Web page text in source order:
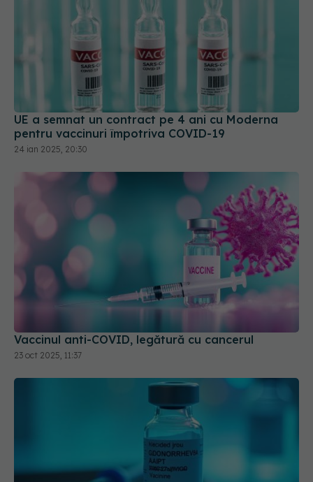
UE a semnat un contract pe 4 ani cu Moderna
pentru vaccinuri împotriva COVID-19
24 ian 2025, 20:30
Vaccinul anti-COVID, legătură cu cancerul
23 oct 2025, 11:37